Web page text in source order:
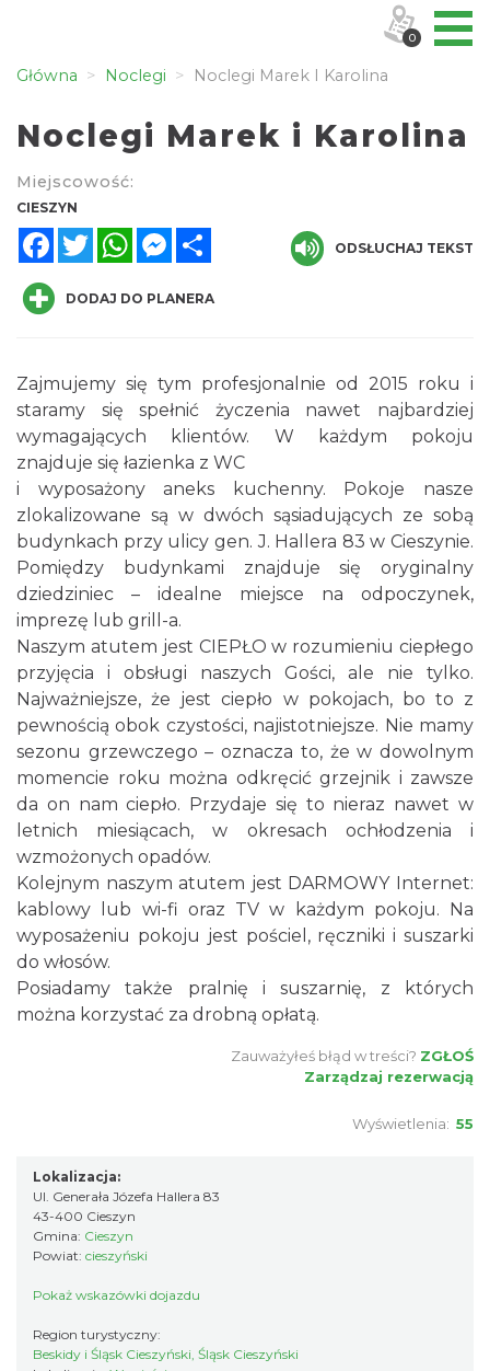
Główna Noclegi Noclegi Marek I Karolina
Noclegi Marek i Karolina
Miejscowość:
CIESZYN
FacebookTwitterWhatsAppMessenger
ODSŁUCHAJ TEKST
DODAJ DO PLANERA
Zajmujemy się tym profesjonalnie od 2015 roku i
staramy się spełnić życzenia nawet najbardziej
wymagających klientów. W każdym pokoju
znajduje się łazienka z WC
i wyposażony aneks kuchenny. Pokoje nasze
zlokalizowane są w dwóch sąsiadujących ze sobą
budynkach przy ulicy gen. J. Hallera 83 w Cieszynie.
Pomiędzy budynkami znajduje się oryginalny
dziedziniec – idealne miejsce na odpoczynek,
imprezę lub grill-a.
Naszym atutem jest CIEPŁO w rozumieniu ciepłego
przyjęcia i obsługi naszych Gości, ale nie tylko.
Najważniejsze, że jest ciepło w pokojach, bo to z
pewnością obok czystości, najistotniejsze. Nie mamy
sezonu grzewczego – oznacza to, że w dowolnym
momencie roku można odkręcić grzejnik i zawsze
da on nam ciepło. Przydaje się to nieraz nawet w
letnich miesiącach, w okresach ochłodzenia i
wzmożonych opadów.
Kolejnym naszym atutem jest DARMOWY Internet:
kablowy lub wi-fi oraz TV w każdym pokoju. Na
wyposażeniu pokoju jest pościel, ręczniki i suszarki
do włosów.
Posiadamy także pralnię i suszarnię, z których
można korzystać za drobną opłatą.
Zauważyłeś błąd w treści? ZGŁOŚ
Zarządzaj rezerwacją
Wyświetlenia: 55
Lokalizacja:
Ul. Generała Józefa Hallera 83
43-400 Cieszyn
Gmina: Cieszyn
Powiat: cieszyński
Pokaż wskazówki dojazdu
Region turystyczny:
Beskidy i Śląsk Cieszyński, Śląsk Cieszyński
0